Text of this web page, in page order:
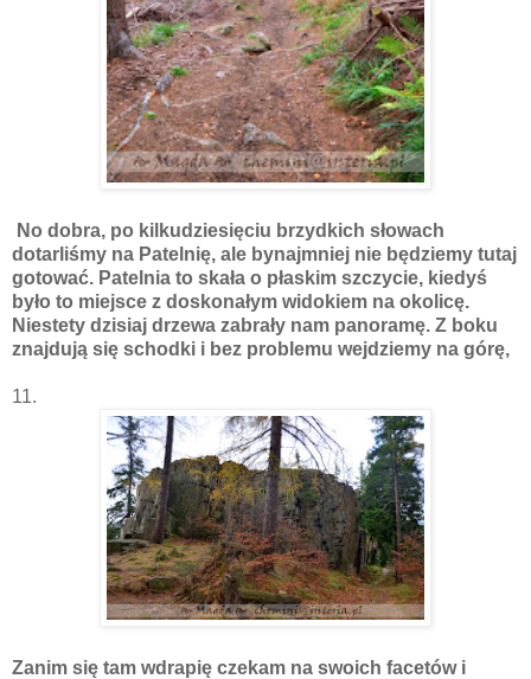
No dobra, po kilkudziesięciu brzydkich słowach
dotarliśmy na Patelnię, ale bynajmniej nie będziemy tutaj
gotować. Patelnia to skała o płaskim szczycie, kiedyś
było to miejsce z doskonałym widokiem na okolicę.
Niestety dzisiaj drzewa zabrały nam panoramę. Z boku
znajdują się schodki i bez problemu wejdziemy na górę,
11.
Zanim się tam wdrapię czekam na swoich facetów i